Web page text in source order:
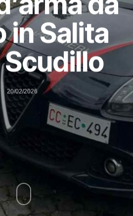
in Salita
20/02/2026